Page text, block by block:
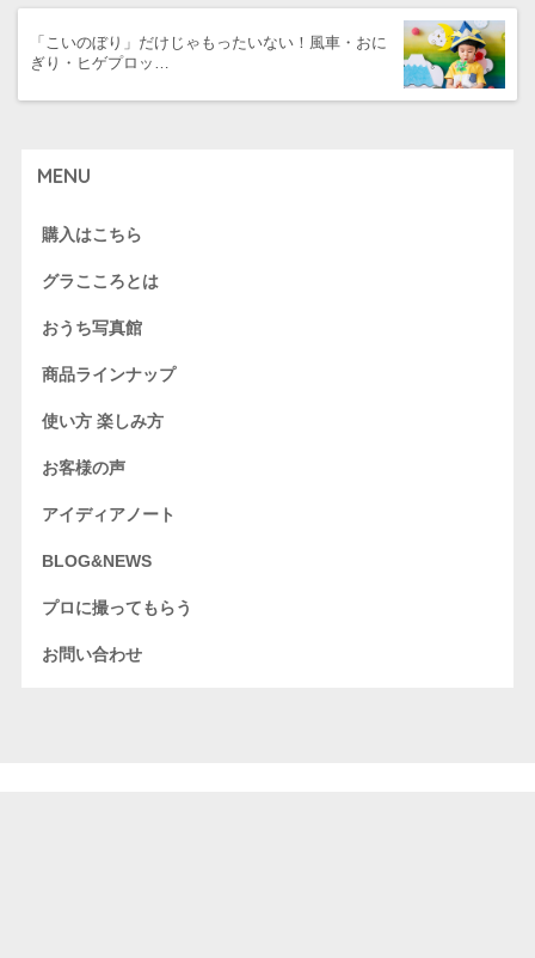
「こいのぼり」だけじゃもったいない！風車・おに
ぎり・ヒゲプロッ…
MENU
購入はこちら
グラこころとは
おうち写真館
商品ラインナップ
使い方 楽しみ方
お客様の声
アイディアノート
BLOG&NEWS
プロに撮ってもらう
お問い合わせ